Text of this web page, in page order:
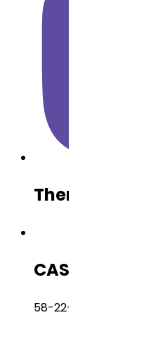
Therapeutic
CAS Number
58-22-0